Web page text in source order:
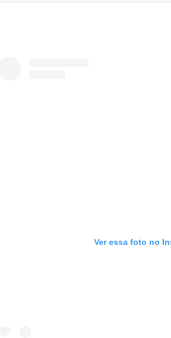
Ver essa foto no